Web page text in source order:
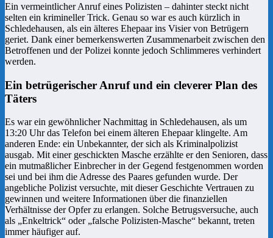
Ein vermeintlicher Anruf eines Polizisten – dahinter steckt nicht
selten ein krimineller Trick. Genau so war es auch kürzlich in
Schledehausen, als ein älteres Ehepaar ins Visier von Betrügern
geriet. Dank einer bemerkenswerten Zusammenarbeit zwischen den
Betroffenen und der Polizei konnte jedoch Schlimmeres verhindert
werden.
Ein betrügerischer Anruf und ein cleverer Plan des
Täters
Es war ein gewöhnlicher Nachmittag in Schledehausen, als um
13:20 Uhr das Telefon bei einem älteren Ehepaar klingelte. Am
anderen Ende: ein Unbekannter, der sich als Kriminalpolizist
ausgab. Mit einer geschickten Masche erzählte er den Senioren, dass
ein mutmaßlicher Einbrecher in der Gegend festgenommen worden
sei und bei ihm die Adresse des Paares gefunden wurde. Der
angebliche Polizist versuchte, mit dieser Geschichte Vertrauen zu
gewinnen und weitere Informationen über die finanziellen
Verhältnisse der Opfer zu erlangen. Solche Betrugsversuche, auch
als „Enkeltrick“ oder „falsche Polizisten-Masche“ bekannt, treten
immer häufiger auf.